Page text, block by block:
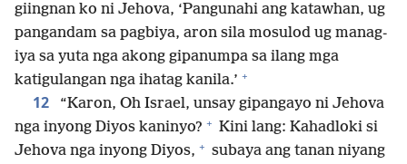
giingnan ko ni Jehova, ‘Pangunahi ang katawhan, ug
pangandam sa pagbiya, aron sila mosulod ug manag-
iya sa yuta nga akong gipanumpa sa ilang mga
katigulangan nga ihatag kanila.’ +
12
“Karon, Oh Israel, unsay gipangayo ni Jehova
nga inyong Diyos kaninyo? + Kini lang: Kahadloki si
Jehova nga inyong Diyos, + subaya ang tanan niyang